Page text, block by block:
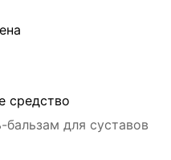
средство
для суставов